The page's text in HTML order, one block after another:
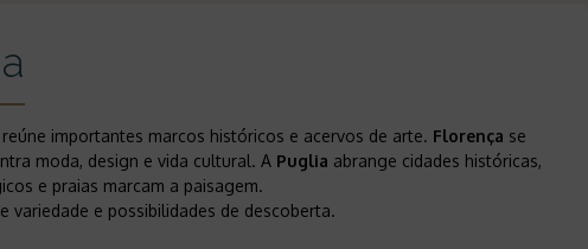
reúne importantes marcos históricos e acervos de arte. Florença se
moda, design e vida cultural. A Puglia abrange cidades históricas,
e praias marcam a paisagem.
variedade e possibilidades de descoberta.